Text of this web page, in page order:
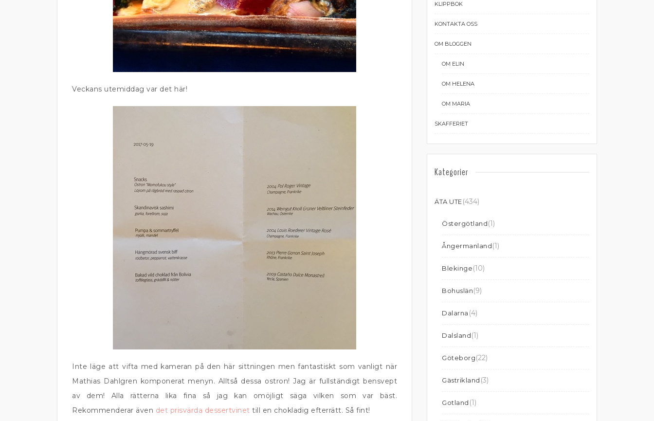
Veckans utemiddag var det här!
Inte läge att vifta med kameran på den här sittningen men fantastiskt som vanligt när
Mathias Dahlgren komponerat menyn. Alltså dessa ostron! Jag är fullständigt bensvept
av dem! Alla rätterna lika fina så jag kan omöjligt säga vilken som var bäst.
Rekommenderar även det prisvärda dessertvinet till en chokladig efterrätt. Så fint!
KLIPPBOK
KONTAKTA OSS
OM BLOGGEN
OM ELIN
OM HELENA
OM MARIA
SKAFFERIET
Kategorier
ÄTA UTE(434)
Östergötland(1)
Ångermanland(1)
Blekinge(10)
Bohuslän(9)
Dalarna (4)
Dalsland(1)
Göteborg(22)
Gästrikland (3)
Gotland (1)